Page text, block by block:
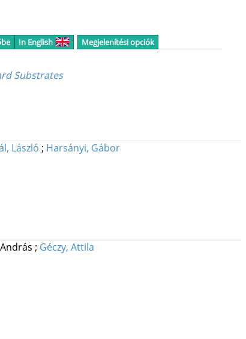
In English Megjelenítési opciók
Substrates
László ; Harsányi, Gábor
; Géczy, Attila